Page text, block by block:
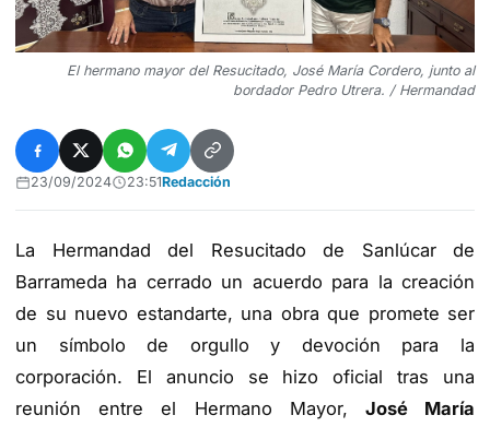
El hermano mayor del Resucitado, José María Cordero, junto al
bordador Pedro Utrera. / Hermandad
23/09/2024 23:51Redacción
La Hermandad del Resucitado de Sanlúcar de
Barrameda ha cerrado un acuerdo para la creación
de su nuevo estandarte, una obra que promete ser
un símbolo de orgullo y devoción para la
corporación. El anuncio se hizo oficial tras una
reunión entre el Hermano Mayor, José María